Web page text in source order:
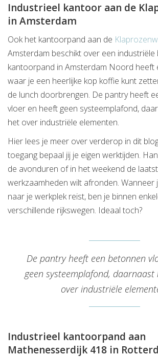
Industrieel kantoor aan de
in Amsterdam
Ook het kantoorpand aan de
Amsterdam beschikt over een industriële
kantoorpand in Amsterdam Noord heeft
waar je een heerlijke kop koffie kunt
de lunch doorbrengen. De pantry heeft
vloer en heeft geen systeemplafond,
het over industriële elementen.
Hier lees je meer over verderop in dit
toegang bepaal jij je eigen werktijden.
de avonduren of in het weekend de
werkzaamheden wilt afronden. Wanneer
naar je werkplek reist, ben je binnen
verschillende rijkswegen. Ideaal toch?
De pantry heeft een betonnen
geen systeemplafond, daarnaast
over industriële
Industrieel kantoorpand aan
Mathenesserdijk 418 in